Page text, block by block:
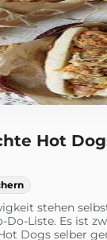
Hot
stehen
Do-Liste. Es ist
Dogs selber